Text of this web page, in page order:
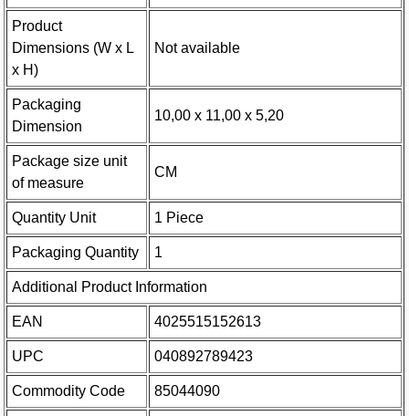
Product
Dimensions (W x L
x H)
Not available
Packaging
Dimension
10,00 x 11,00 x 5,20
Package size unit
of measure
CM
Quantity Unit 1 Piece
Packaging Quantity 1
Additional Product Information
EAN 4025515152613
UPC 040892789423
Commodity Code 85044090